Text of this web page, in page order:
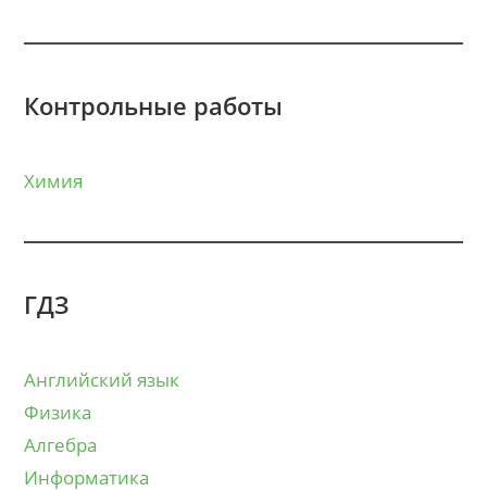
Контрольные работы
Химия
ГДЗ
Английский язык
Физика
Алгебра
Информатика